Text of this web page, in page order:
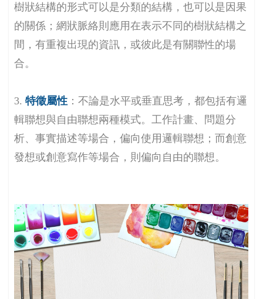
樹狀結構的形式可以是分類的結構，也可以是因果
的關係；網狀脈絡則應用在表示不同的樹狀結構之
間，有重複出現的資訊，或彼此是有關聯性的場
合。
3. 特徵屬性 ：不論是水平或垂直思考，都包括有邏
輯聯想與自由聯想兩種模式。工作計畫、問題分
析、事實描述等場合，偏向使用邏輯聯想；而創意
發想或創意寫作等場合，則偏向自由的聯想。